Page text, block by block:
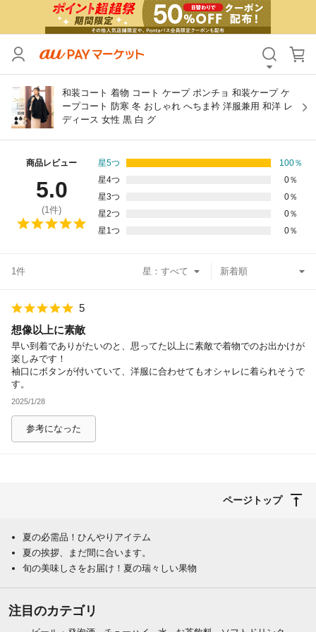
和装コート 着物 コート ケープ ポンチョ 和装ケープ ケ
ープコート 防寒 冬 おしゃれ へちま衿 洋服兼用 和洋 レ
ディース 女性 黒 白 グ
商品レビュー
5.0
(1件)
星5つ 100％
星4つ
0％
星3つ
0％
星2つ
0％
星1つ
0％
1件 星：
5
想像以上に素敵
早い到着でありがたいのと、思ってた以上に素敵で着物でのお出かけが
楽しみです！
袖口にボタンが付いていて、洋服に合わせてもオシャレに着られそうで
す。
2025/1/28
参考になった
ページトップ
夏の必需品！ひんやりアイテム
夏の挨拶、まだ間に合います。
旬の美味しさをお届け！夏の瑞々しい果物
注目のカテゴリ
カテゴリ すべて
価格 すべて
支払い方法
その他の条件
送料無料
Pontaパス特典対象すべて
除外ワード